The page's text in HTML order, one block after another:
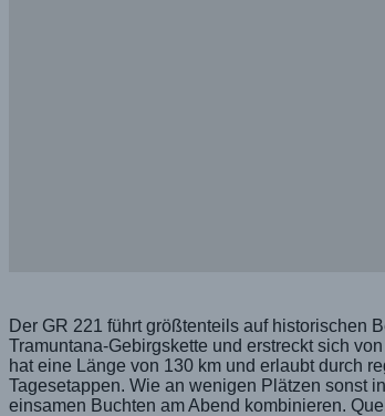
Der GR 221 führt größtenteils auf historischen
Tramuntana-Gebirgskette und erstreckt sich
hat eine Länge von 130 km und erlaubt durch
Tagesetappen. Wie an wenigen Plätzen sonst
einsamen Buchten am Abend kombinieren.